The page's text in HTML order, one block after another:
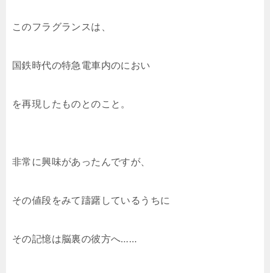
このフラグランスは、
国鉄時代の特急電車内のにおい
を再現したものとのこと。
非常に興味があったんですが、
その値段をみて躊躇しているうちに
その記憶は脳裏の彼方へ……